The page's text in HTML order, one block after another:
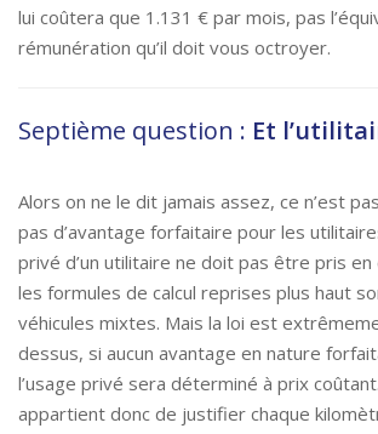
lui coûtera que 1.131 € par mois, pas
rémunération qu’il doit vous octroyer.
Septième question : Et
Alors on ne le dit jamais assez, ce n’est pas
pas d’avantage forfaitaire pour les
privé d’un utilitaire ne doit pas être pris
les formules de calcul reprises plus haut
véhicules mixtes. Mais la loi est
dessus, si aucun avantage en nature
l’usage privé sera déterminé à prix
appartient donc de justifier chaque